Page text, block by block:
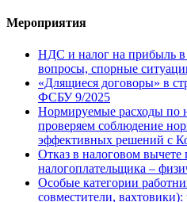
Мероприятия
НДС и налог на прибыль в
вопросы, спорные
«Длящиеся договоры» в
ФСБУ 9/2025
Нормируемые расходы по
проверяем соблюдение
эффективных решений с
Отказ в налоговом
налогоплательщика –
Особые категории
совместители,